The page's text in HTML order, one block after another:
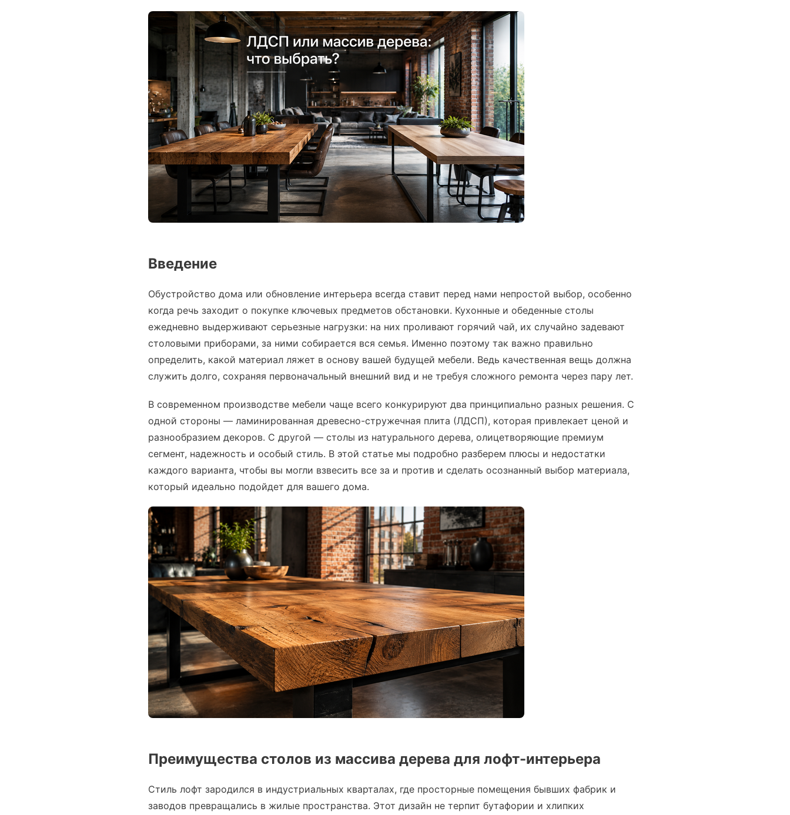
Введение
Обустройство дома или обновление интерьера всегда ставит перед нами непростой выбор, особенно
когда речь заходит о покупке ключевых предметов обстановки. Кухонные и обеденные столы
ежедневно выдерживают серьезные нагрузки: на них проливают горячий чай, их случайно задевают
столовыми приборами, за ними собирается вся семья. Именно поэтому так важно правильно
определить, какой материал ляжет в основу вашей будущей мебели. Ведь качественная вещь должна
служить долго, сохраняя первоначальный внешний вид и не требуя сложного ремонта через пару лет.
В современном производстве мебели чаще всего конкурируют два принципиально разных решения. С
одной стороны — ламинированная древесно-стружечная плита (ЛДСП), которая привлекает ценой и
разнообразием декоров. С другой — столы из натурального дерева, олицетворяющие премиум
сегмент, надежность и особый стиль. В этой статье мы подробно разберем плюсы и недостатки
каждого варианта, чтобы вы могли взвесить все за и против и сделать осознанный выбор материала,
который идеально подойдет для вашего дома.
Преимущества столов из массива дерева для лофт-интерьера
Стиль лофт зародился в индустриальных кварталах, где просторные помещения бывших фабрик и
заводов превращались в жилые пространства. Этот дизайн не терпит бутафории и хлипких